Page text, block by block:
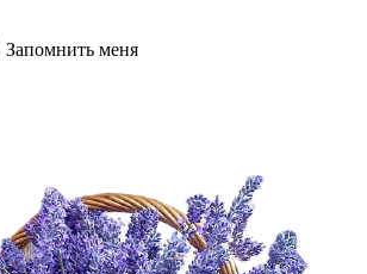
Запомнить меня